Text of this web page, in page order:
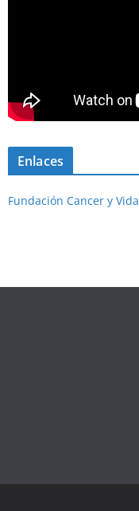
Enlaces
Fundación Cancer y Vida